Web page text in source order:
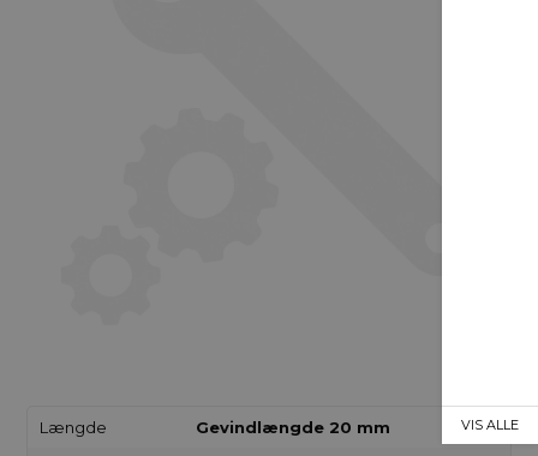
Længde Gevindlængde 20 mm VIS ALLE